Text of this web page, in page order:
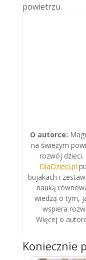
powietrzu.
O autorce:
na świeżym
rozwój dzieci.
DlaDzieci.pl
bujakach i
nauką
wiedzą o tym,
wspiera
Więcej o
Koniecznie